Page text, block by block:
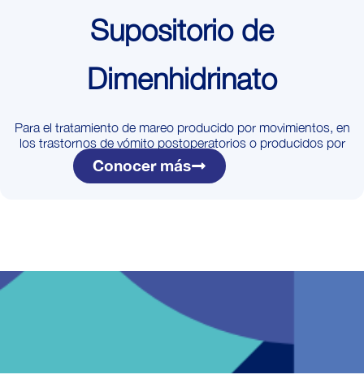
Supositorio de
Dimenhidrinato
Para el tratamiento de mareo producido por movimientos, en
los trastornos de vómito postoperatorios o producidos por
medicación.
Conocer más